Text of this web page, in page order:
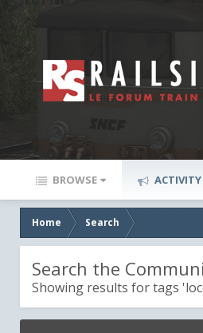
BROWSE ACTIVITY
Home Search
Search the
Showing results for tags